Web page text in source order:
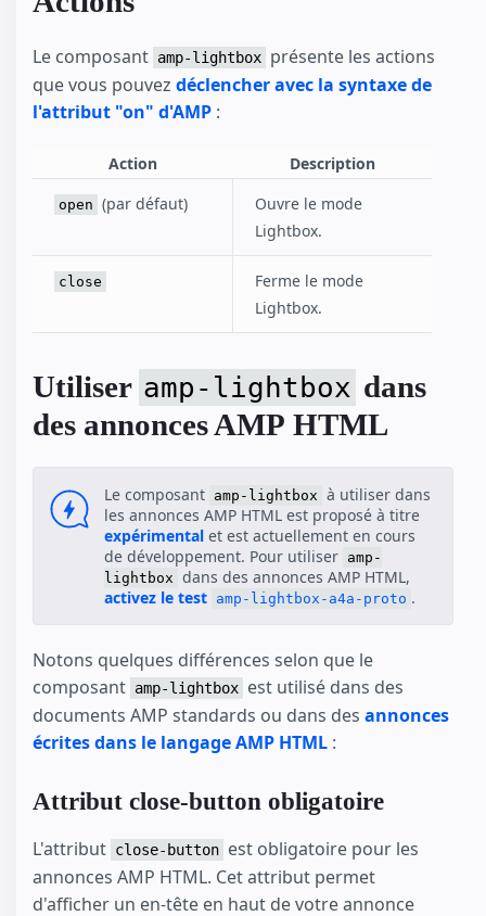
Le composant amp-lightbox présente les actions
que vous pouvez déclencher avec la syntaxe de
l'attribut "on" d'AMP :
Action Description
open (par défaut)
Ouvre le mode
Lightbox.
close
Ferme le mode
Lightbox.
Utiliser amp-lightbox dans
des annonces AMP HTML
Le composant amp-lightbox à utiliser dans
les annonces AMP HTML est proposé à titre
expérimental et est actuellement en cours
de développement. Pour utiliser amp-
lightbox dans des annonces AMP HTML,
activez le test amp-lightbox-a4a-proto .
Notons quelques différences selon que le
composant amp-lightbox est utilisé dans des
documents AMP standards ou dans des annonces
écrites dans le langage AMP HTML :
Attribut close-button obligatoire
L'attribut close-button est obligatoire pour les
annonces AMP HTML. Cet attribut permet
d'afficher un en-tête en haut de votre annonce